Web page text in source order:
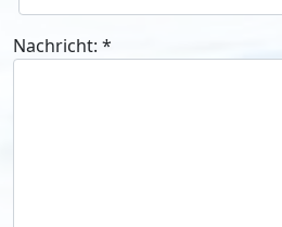
Nachricht: *